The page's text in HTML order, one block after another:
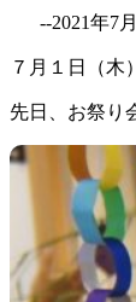
--2021年7
７月１日（木）
先日、お祭り